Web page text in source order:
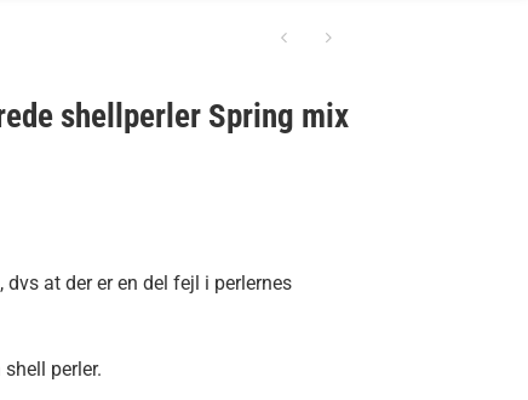
shellperler Spring mix
dvs at der er en del fejl i perlernes
perler.